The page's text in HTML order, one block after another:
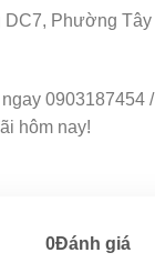
Phường Tây
0903187454
hôm nay!
0Đánh giá